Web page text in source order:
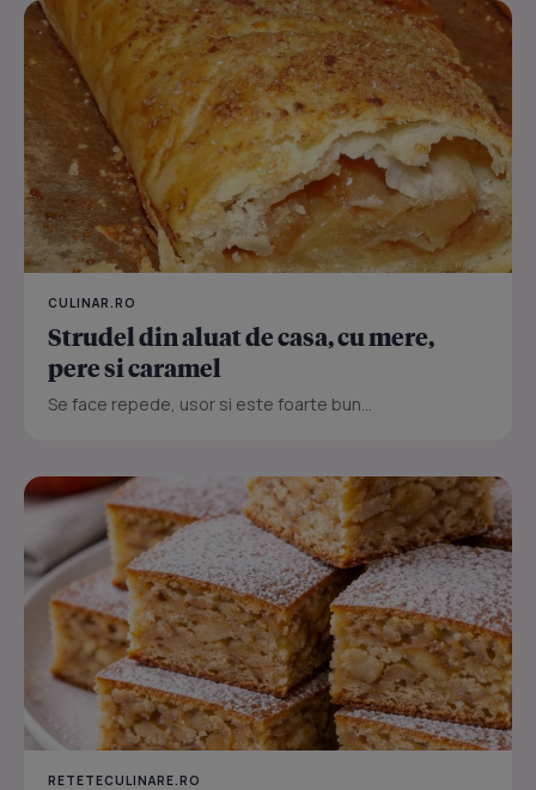
CULINAR.RO
Strudel din aluat de casa, cu mere,
pere si caramel
Se face repede, usor si este foarte bun...
RETETECULINARE.RO